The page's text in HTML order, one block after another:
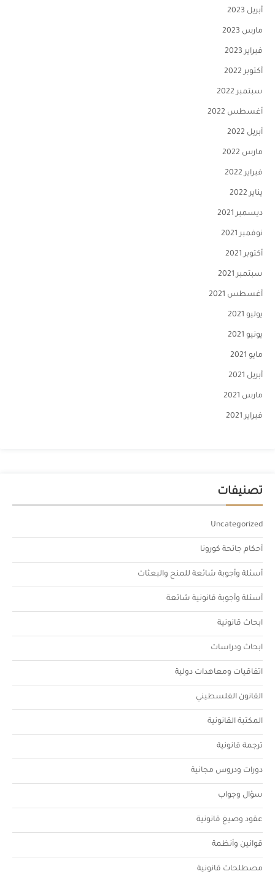
أبريل 2023
مارس 2023
فبراير 2023
أكتوبر 2022
سبتمبر 2022
أغسطس 2022
أبريل 2022
مارس 2022
فبراير 2022
يناير 2022
ديسمبر 2021
نوفمبر 2021
أكتوبر 2021
سبتمبر 2021
أغسطس 2021
يوليو 2021
يونيو 2021
مايو 2021
أبريل 2021
مارس 2021
فبراير 2021
تصنيفات
Uncategorized
أحكام جائحة كورونا
أسئلة وأجوبة شائعة للمنح والبعثات
أسئلة وأجوبة قانونية شائعة
ابحاث قانونية
ابحاث ودراسات
اتفاقيات ومعاهدات دولية
القانون الفلسطيني
المكتبة القانونية
ترجمة قانونية
دورات ودروس مجانية
سؤال وجواب
عقود وصيغ قانونية
قوانين وأنظمة
مصطلحات قانونية